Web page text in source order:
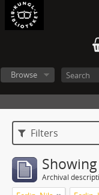
Browse
Filters
Archival